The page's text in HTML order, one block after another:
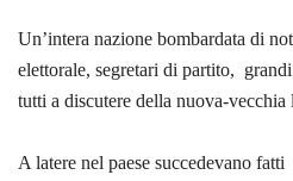
Un’intera nazione bombardata di
elettorale, segretari di partito,
tutti a discutere della nuova-vecchia
A latere nel paese succedevano fatti